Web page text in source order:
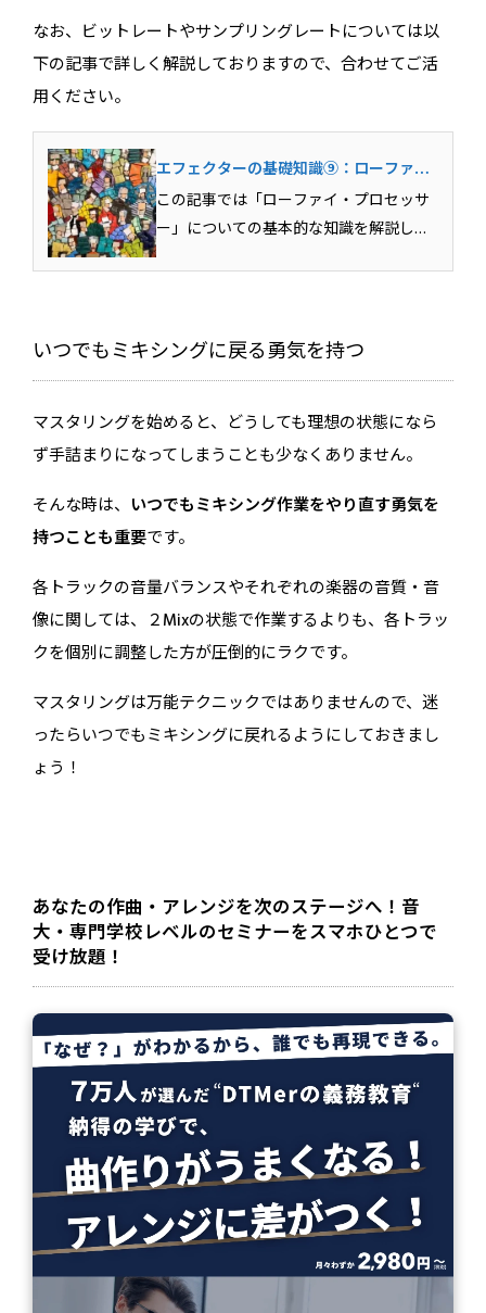
なお、ビットレートやサンプリングレートについては以
下の記事で詳しく解説しておりますので、合わせてご活
用ください。
エフェクターの基礎知識⑨：ローファ
イ・プロセッサーの基礎を理解しよう！
この記事では「ローファイ・プロセッサ
ー」についての基本的な知識を解説して
詳しく解説しておりますので、ぜひお役
いつでもミキシングに戻る勇気を持つ
マスタリングを始めると、どうしても理想の状態になら
ず手詰まりになってしまうことも少なくありません。
そんな時は、 いつでもミキシング作業をやり直す勇気を
持つことも重要です。
各トラックの音量バランスやそれぞれの楽器の音質・音
像に関しては、２Mixの状態で作業するよりも、各トラッ
クを個別に調整した方が圧倒的にラクです。
マスタリングは万能テクニックではありませんので、迷
ったらいつでもミキシングに戻れるようにしておきまし
ょう！
あなたの作曲・アレンジを次のステージへ！音
大・専門学校レベルのセミナーをスマホひとつで
受け放題！